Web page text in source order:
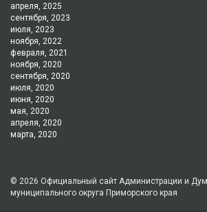
апреля, 2025
сентября, 2023
июля, 2023
ноября, 2022
февраля, 2021
ноября, 2020
сентября, 2020
июля, 2020
июня, 2020
мая, 2020
апреля, 2020
марта, 2020
© 2026 Официальный сайт Администрации и
муниципального округа Приморского края